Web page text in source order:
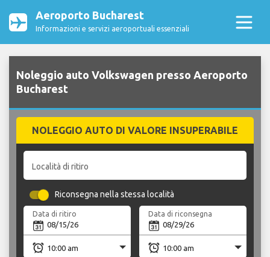
Aeroporto Bucharest
Informazioni e servizi aeroportuali essenziali
Noleggio auto Volkswagen presso Aeroporto
Bucharest
NOLEGGIO AUTO DI VALORE INSUPERABILE
Località di ritiro
Riconsegna nella stessa località
Data di ritiro Data di riconsegna